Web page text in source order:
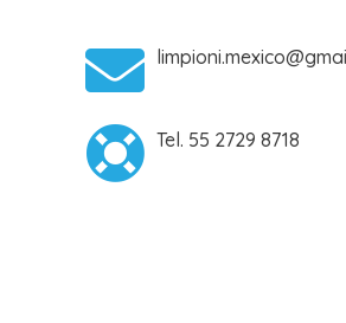
Tel. 55 2729 8718